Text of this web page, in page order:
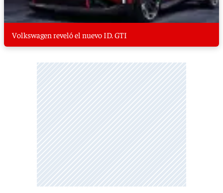
Volkswagen reveló el nuevo ID. GTI